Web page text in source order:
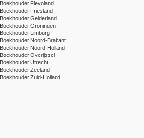
Boekhouder Flevoland
Boekhouder Friesland
Boekhouder Gelderland
Boekhouder Groningen
Boekhouder Limburg
Boekhouder Noord-Brabant
Boekhouder Noord-Holland
Boekhouder Overijssel
Boekhouder Utrecht
Boekhouder Zeeland
Boekhouder Zuid-Holland